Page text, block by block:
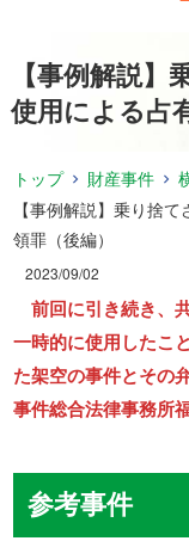
【事例解説
使用による占
トップ 財産事件
【事例解説】乗り捨
領罪（後編）
2023/09/02
前回に引き続き、
一時的に使用したこ
た架空の事件とその
事件総合法律事務所
参考事件